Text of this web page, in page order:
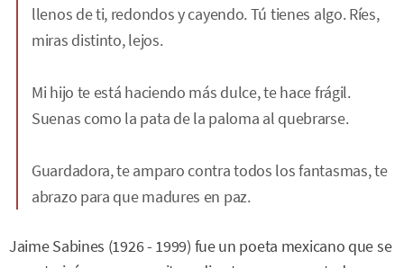
llenos de ti, redondos y cayendo. Tú tienes algo. Ríes,
miras distinto, lejos.
Mi hijo te está haciendo más dulce, te hace frágil.
Suenas como la pata de la paloma al quebrarse.
Guardadora, te amparo contra todos los fantasmas, te
abrazo para que madures en paz.
Jaime Sabines (1926 - 1999) fue un poeta mexicano que se